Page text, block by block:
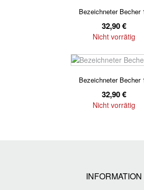
Bezeichneter Becher
32,90€
Nicht vorrätig
Bezeichneter Becher
32,90€
Nicht vorrätig
INFORMATION